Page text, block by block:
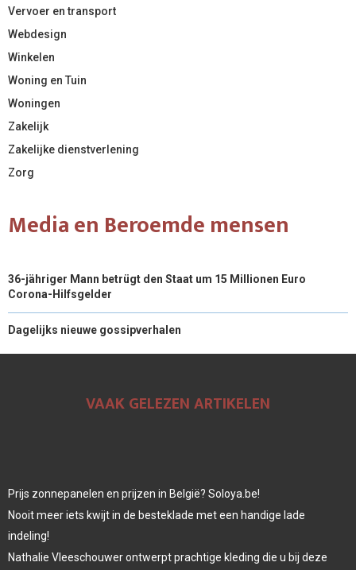
Vervoer en transport
Webdesign
Winkelen
Woning en Tuin
Woningen
Zakelijk
Zakelijke dienstverlening
Zorg
Media en Beroemde mensen
36-jähriger Mann betrügt den Staat um 15 Millionen Euro
Corona-Hilfsgelder
Dagelijks nieuwe gossipverhalen
VAAK GELEZEN ARTIKELEN
Prijs zonnepanelen en prijzen in België? Soloya.be!
Nooit meer iets kwijt in de besteklade met een handige lade
indeling!
Nathalie Vleeschouwer ontwerpt prachtige kleding die u bij deze